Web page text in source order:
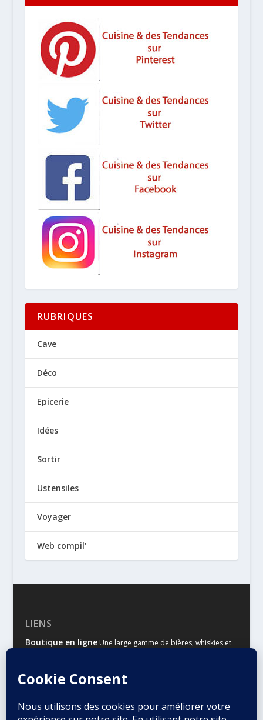
RUBRIQUES
Cave
Déco
Epicerie
Idées
Sortir
Ustensiles
Voyager
Web compil'
LIENS
Boutique en ligneUne large gamme de bières, whiskies et
Malts & HoublonsLe site d’information des amateurs de